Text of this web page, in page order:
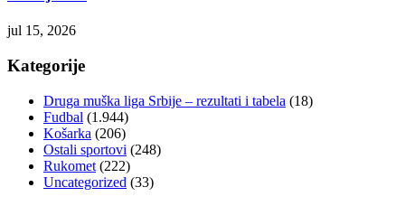
jul 15, 2026
Kategorije
Druga muška liga Srbije – rezultati i tabela (18)
Fudbal (1.944)
Košarka (206)
Ostali sportovi (248)
Rukomet (222)
Uncategorized (33)